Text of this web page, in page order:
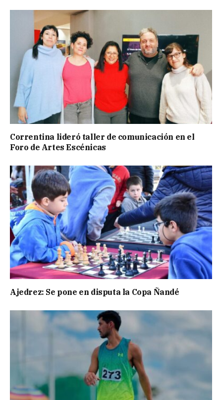
Correntina lideró taller de comunicación en el
Foro de Artes Escénicas
Ajedrez: Se pone en disputa la Copa Ñandé